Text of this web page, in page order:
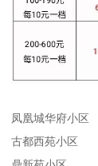
凤凰城华府小区
古都西苑小区